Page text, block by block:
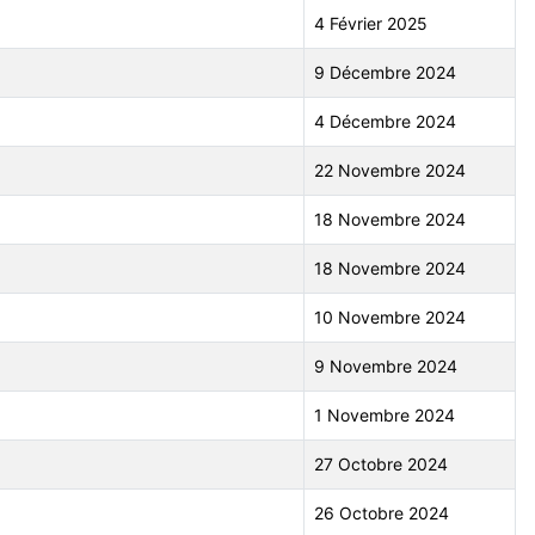
4 Février 2025
9 Décembre 2024
4 Décembre 2024
22 Novembre 2024
18 Novembre 2024
18 Novembre 2024
10 Novembre 2024
9 Novembre 2024
1 Novembre 2024
27 Octobre 2024
26 Octobre 2024